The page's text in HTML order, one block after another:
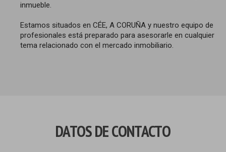
inmueble.
Estamos situados en CÉE, A CORUÑA y nuestro equipo de
profesionales está preparado para asesorarle en cualquier
tema relacionado con el mercado inmobiliario.
DATOS DE CONTACTO